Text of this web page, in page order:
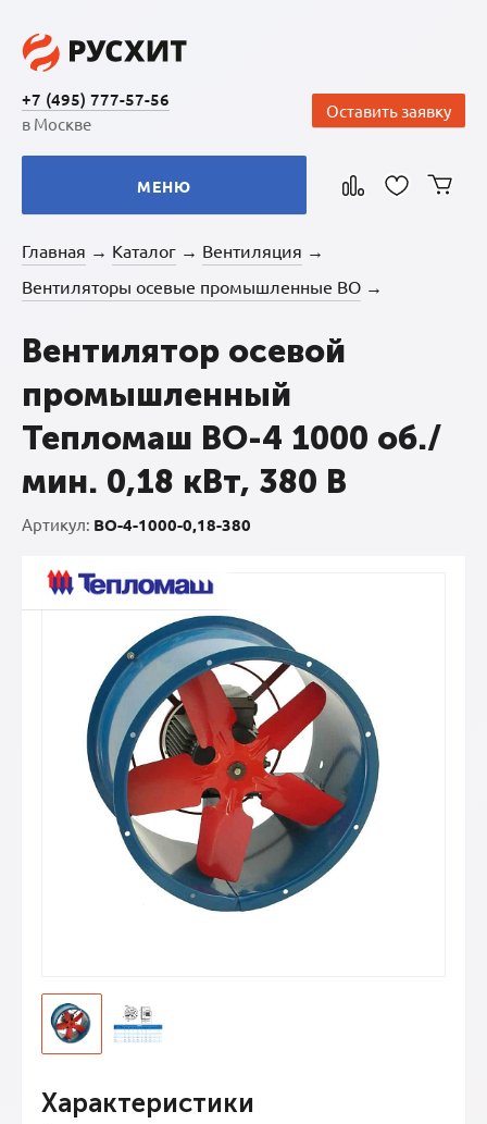
+7 (495) 777-57-56
в Москве
Оставить заявку
МЕНЮ
Главная → Каталог → Вентиляция →
Вентиляторы осевые промышленные ВО →
Вентилятор осевой
промышленный
Тепломаш ВО-4 1000 об./
мин. 0,18 кВт, 380 В
Артикул: ВО-4-1000-0,18-380
Характеристики